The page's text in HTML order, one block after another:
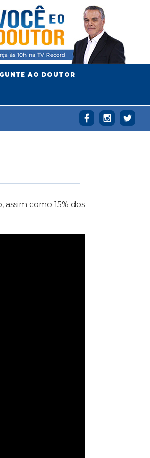
AO DOUTOR
como 15% dos